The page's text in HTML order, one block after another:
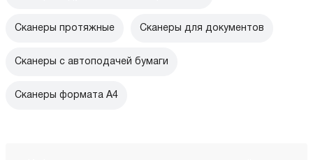
Сканеры протяжные Сканеры для документов
Сканеры с автоподачей бумаги
Сканеры формата A4